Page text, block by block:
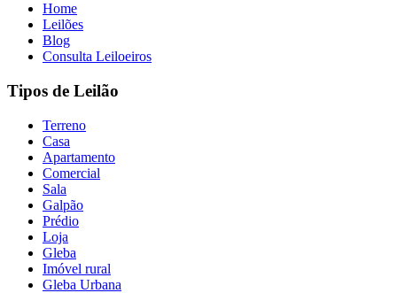
Home
Leilões
Blog
Consulta Leiloeiros
Tipos de Leilão
Terreno
Casa
Apartamento
Comercial
Sala
Galpão
Prédio
Loja
Gleba
Imóvel rural
Gleba Urbana